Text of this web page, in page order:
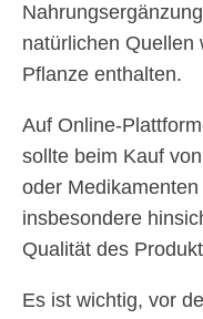
natürlichen Quellen
Pflanze enthalten.
Auf Online-
sollte beim Kauf
oder
insbesondere
Qualität des
Es ist wichtig, vor